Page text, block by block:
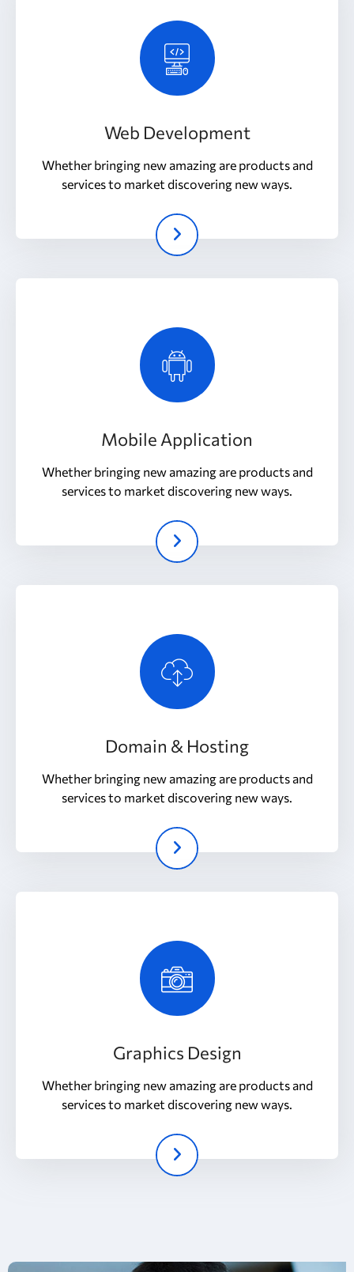
Web Development
Whether bringing new amazing are products and
services to market discovering new ways.
Mobile Application
Whether bringing new amazing are products and
services to market discovering new ways.
Domain & Hosting
Whether bringing new amazing are products and
services to market discovering new ways.
Graphics Design
Whether bringing new amazing are products and
services to market discovering new ways.